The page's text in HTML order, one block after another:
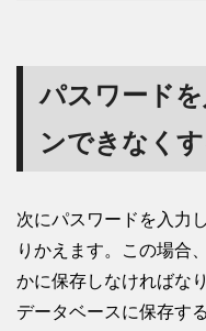
パスワード
ンできなく
次にパスワードを入力
りかえます。この場合
かに保存しなければな
データベースに保存す